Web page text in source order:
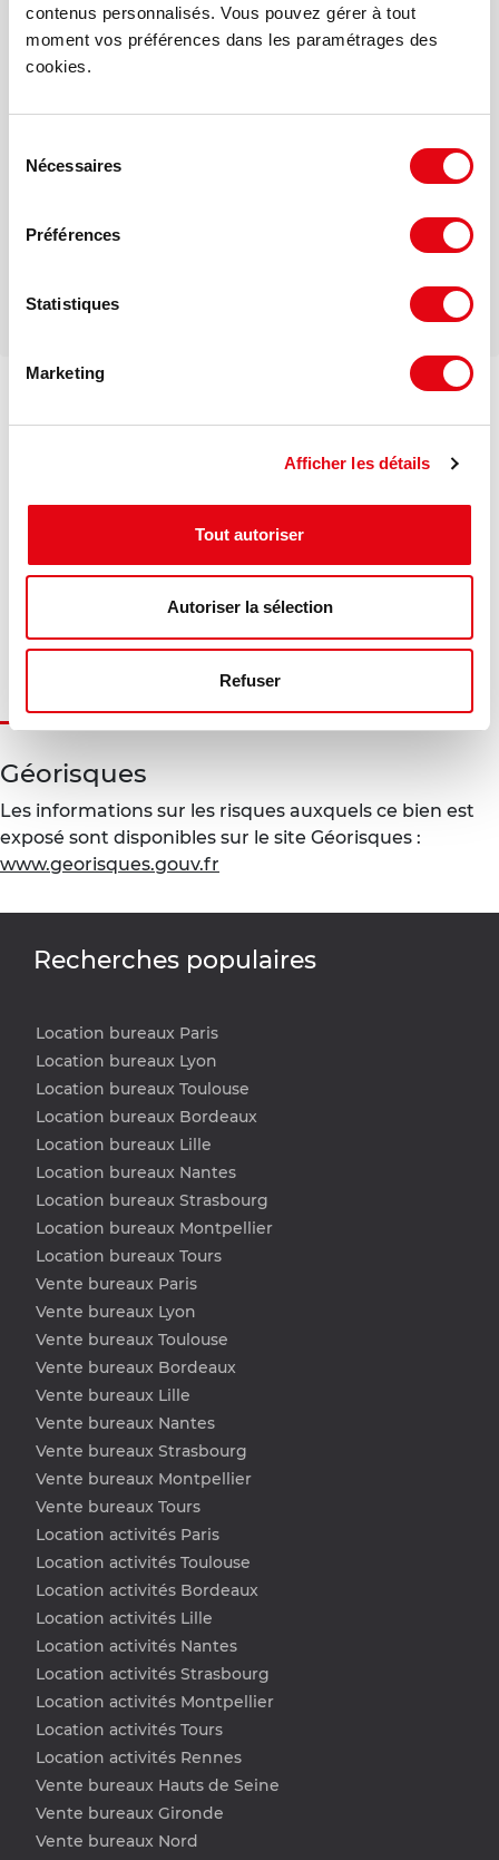
contenus personnalisés. Vous pouvez gérer à tout
moment vos préférences dans les paramétrages des
cookies.
Nécessaires
Préférences
Statistiques
Marketing
Afficher les détails
Tout autoriser
Autoriser la sélection
Refuser
Francis HABER
Diagnostic en cours de réalisation
Diagnostic en cours de réalisation
Géorisques
Les informations sur les risques auxquels ce bien est
exposé sont disponibles sur le site Géorisques :
www.georisques.gouv.fr
Recherches populaires
Location bureaux Paris
Location bureaux Lyon
Location bureaux Toulouse
Location bureaux Bordeaux
Location bureaux Lille
Location bureaux Nantes
Location bureaux Strasbourg
Location bureaux Montpellier
Location bureaux Tours
Vente bureaux Paris
Vente bureaux Lyon
Vente bureaux Toulouse
Vente bureaux Bordeaux
Vente bureaux Lille
Vente bureaux Nantes
Vente bureaux Strasbourg
Vente bureaux Montpellier
Vente bureaux Tours
Location activités Paris
Location activités Toulouse
Location activités Bordeaux
Location activités Lille
Location activités Nantes
Location activités Strasbourg
Location activités Montpellier
Location activités Tours
Location activités Rennes
Vente bureaux Hauts de Seine
Vente bureaux Gironde
Vente bureaux Nord